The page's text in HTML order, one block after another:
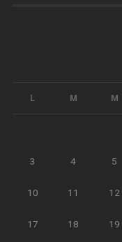
L M M
3 4 5
10 11 12
17 18 19